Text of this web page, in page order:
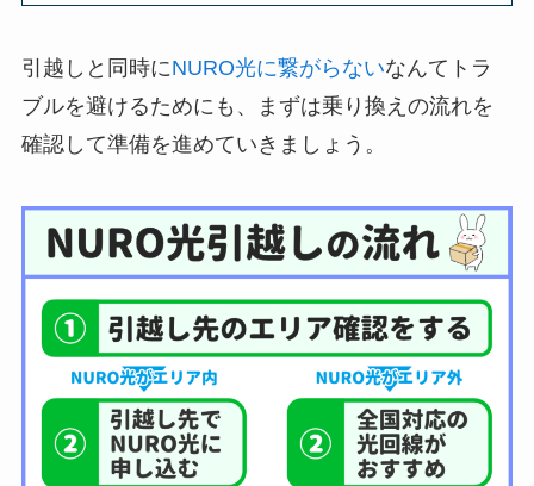
引越しと同時にNURO光に繋がらないなんてトラ
ブルを避けるためにも、まずは乗り換えの流れを
確認して準備を進めていきましょう。